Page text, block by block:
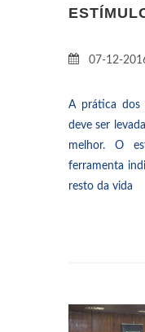
07-12-
A prática dos
deve ser
melhor. O
ferramenta
resto da vida